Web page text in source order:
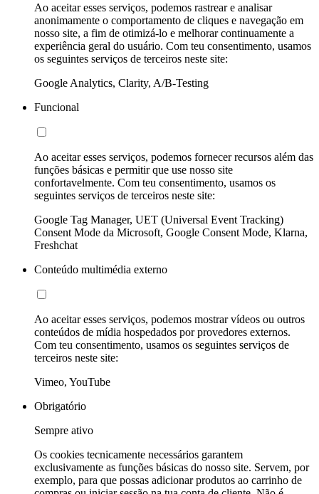
Ao aceitar esses serviços, podemos rastrear e analisar
anonimamente o comportamento de cliques e navegação em
nosso site, a fim de otimizá-lo e melhorar continuamente a
experiência geral do usuário. Com teu consentimento, usamos
os seguintes serviços de terceiros neste site:
Google Analytics, Clarity, A/B-Testing
Funcional
Ao aceitar esses serviços, podemos fornecer recursos além das
funções básicas e permitir que use nosso site
confortavelmente. Com teu consentimento, usamos os
seguintes serviços de terceiros neste site:
Google Tag Manager, UET (Universal Event Tracking)
Consent Mode da Microsoft, Google Consent Mode, Klarna,
Freshchat
Conteúdo multimédia externo
Ao aceitar esses serviços, podemos mostrar vídeos ou outros
conteúdos de mídia hospedados por provedores externos.
Com teu consentimento, usamos os seguintes serviços de
terceiros neste site:
Vimeo, YouTube
Obrigatório
Sempre ativo
Os cookies tecnicamente necessários garantem
exclusivamente as funções básicas do nosso site. Servem, por
exemplo, para que possas adicionar produtos ao carrinho de